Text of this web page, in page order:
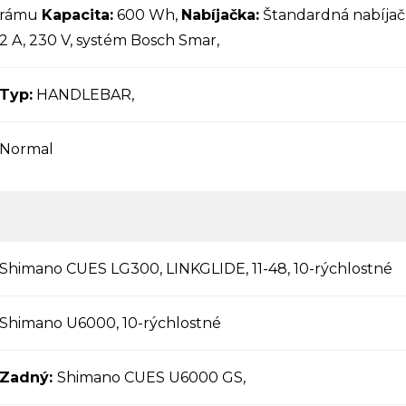
rámu Kapacita: 600 Wh, Nabíjačka: Štandardná
2 A, 230 V, systém Bosch Smar,
Typ: HANDLEBAR,
Normal
Shimano CUES LG300, LINKGLIDE, 11-48, 10-rýchlostné
Shimano U6000, 10-rýchlostné
Zadný: Shimano CUES U6000 GS,